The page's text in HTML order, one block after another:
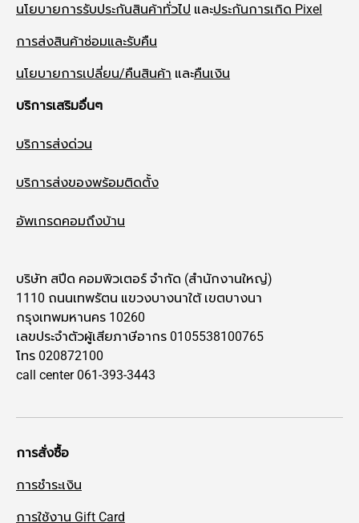
นโยบายการรับประกันสินค้าทั่วไป และประกันการเกิด Pixel
การส่งสินค้าซ่อมและรับคืน
นโยบายการเปลี่ยน/คืนสินค้า และคืนเงิน
บริการเสริมอื่นๆ
บริการส่งด่วน
บริการส่งของพร้อมติดตั้ง
อัพเกรดคอมถึงบ้าน
บริษัท สปีด คอมพิวเตอร์ จำกัด (สำนักงานใหญ่)
1110 ถนนเทพรัตน แขวงบางนาใต้ เขตบางนา
กรุงเทพมหานคร 10260
เลขประจำตัวผู้เสียภาษีอากร 0105538100765
โทร 020872100
call center 061-393-3443
การสั่งซื้อ
การชำระเงิน
การใช้งาน Gift Card